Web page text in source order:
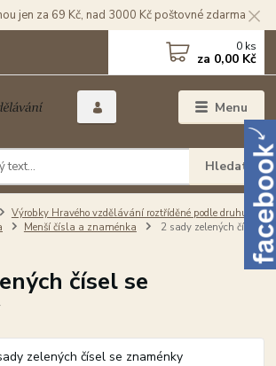
jen za 69 Kč, nad 3000 Kč poštovné zdarma
Menu
Hledat
0 ks
za 0,00 Kč
Výrobky Hravého vzdělávání roztříděné podle druhu
Menší čísla a znaménka
2 sady zelených čísel
čísel se